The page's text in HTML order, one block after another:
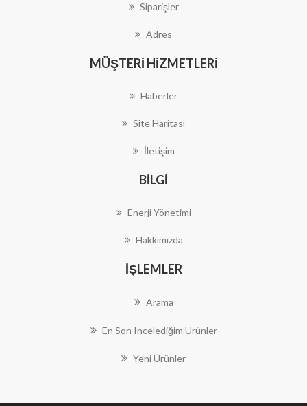
Siparişler
Adres
MÜŞTERI HIZMETLERI
Haberler
Site Haritası
İletişim
BILGI
Enerji Yönetimi
Hakkımızda
İŞLEMLER
Arama
En Son Incelediğim Ürünler
Yeni Ürünler